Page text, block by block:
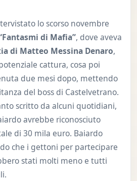
lo scorso novembre
di Mafia”, dove aveva
di Matteo Messina Denaro,
cattura, cosa poi
due mesi dopo, mettendo
del boss di Castelvetrano.
scritto da alcuni quotidiani,
avrebbe riconosciuto
di 30 mila euro. Baiardo
che i gettoni per partecipare
stati molti meno e tutti